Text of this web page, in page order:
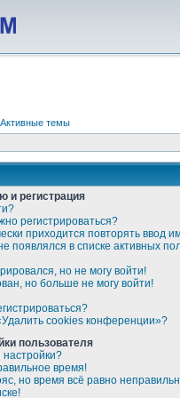
Активные темы
и регистрация
регистрироваться?
приходится повторять ввод
появлялся в списке активных
но не могу войти!
но больше не могу войти!
cookies конференции»?
пользователя
время!
но время всё равно